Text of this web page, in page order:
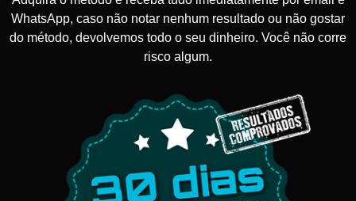
WhatsApp, caso não notar nenhum resultado ou não gostar
do método, devolvemos todo o seu dinheiro. Você não corre
risco algum.